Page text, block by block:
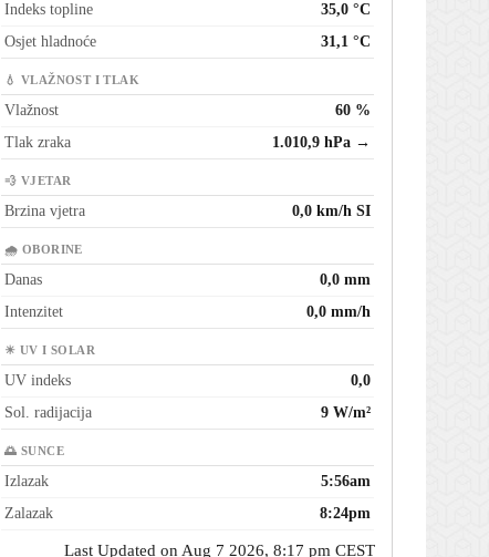
Indeks topline
35,0 °C
Osjet hladnoće
31,1 °C
💧 VLAŽNOST I TLAK
Vlažnost
60 %
Tlak zraka
1.010,9 hPa →
💨 VJETAR
Brzina vjetra 0,0 km/h SI
🌧 OBORINE
Danas
0,0 mm
Intenzitet
0,0 mm/h
☀ UV I SOLAR
UV indeks
0,0
Sol. radijacija
9 W/m²
🌅 SUNCE
Izlazak
5:56am
Zalazak
8:24pm
Last Updated on Aug 7 2026, 8:17 pm CEST